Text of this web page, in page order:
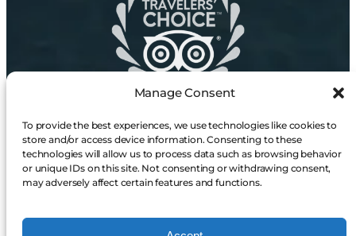
Manage Consent
To provide the best experiences, we use technologies like cookies to
store and/or access device information. Consenting to these
technologies will allow us to process data such as browsing behavior
or unique IDs on this site. Not consenting or withdrawing consent,
may adversely affect certain features and functions.
COMPRAR TARJETA REGALO